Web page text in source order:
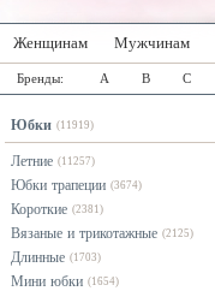
Женщинам Мужчинам
Бренды: A B C
Юбки (11919)
Летние (11257)
Юбки трапеции (3674)
Короткие (2381)
Вязаные и трикотажные (2125)
Длинные (1703)
Мини юбки (1654)